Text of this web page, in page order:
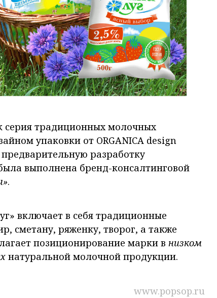
серия традиционных молочных
упаковки от ORGANICA design
разработку
выполнена бренд-консалтинговой
.
включает в себя традиционные
сметану, ряженку, творог, а также
позиционирование марки в низком
натуральной молочной продукции.
www.popsop.ru